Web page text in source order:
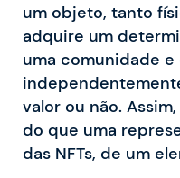
um objeto, tanto
adquire um
uma comunidade
valor ou não.
do que uma
das NFTs, de um